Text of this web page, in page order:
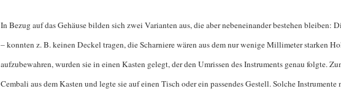
In Bezug auf das Gehäuse bilden sich zwei Varianten aus, die aber nebeneinander bestehen bleiben:
– konnten z. B. keinen Deckel tragen, die Scharniere wären aus dem nur wenige Millimeter starken
aufzubewahren, wurden sie in einen Kasten gelegt, der den Umrissen des Instruments genau folgte.
Cembali aus dem Kasten und legte sie auf einen Tisch oder ein passendes Gestell. Solche